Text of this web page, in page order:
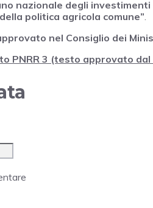
nazionale degli
politica agricola comune”.
nel Consiglio dei
PNRR 3 (testo approvato dal